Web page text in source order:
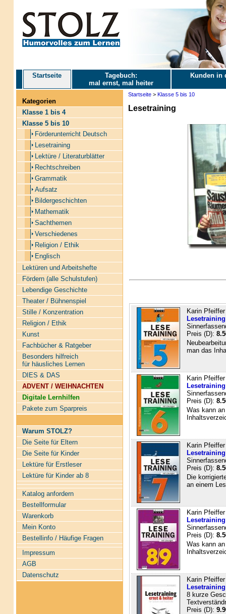
Startseite
Tagebuch:
mal ernst, mal heiter
Kunden in
Kategorien
Klasse 1 bis 4
Klasse 5 bis 10
Förderunterricht Deutsch
Lesetraining
Lektüre / Literaturblätter
Rechtschreiben
Grammatik
Aufsatz
Bildergeschichten
Mathematik
Sachthemen
Verschiedenes
Religion / Ethik
Englisch
Lektüren und Arbeitshefte
Fördern (alle Schulstufen)
Lebendige Geschichte
Theater / Bühnenspiel
Stille / Konzentration
Religion / Ethik
Kunst
Fachbücher & Ratgeber
Besonders hilfreich
für häusliches Lernen
DIES & DAS
ADVENT / WEIHNACHTEN
Digitale Lernhilfen
Pakete zum Sparpreis
Warum STOLZ?
Die Seite für Eltern
Die Seite für Kinder
Lektüre für Erstleser
Lektüre für Kinder ab 8
Katalog anfordern
Bestellformular
Warenkorb
Mein Konto
Bestellinfo / Häufige Fragen
Impressum
AGB
Datenschutz
Startseite> Klasse 5 bis 10
Lesetraining
Karin Pfeiffer
Preis (D):
man das
Karin Pfeiffer
Preis (D):
Was kann
Karin Pfeiffer
Preis (D):
Die
an einem
Karin Pfeiffer
Lesetraining
Preis (D):
Was kann
Karin Pfeiffer
8 kurze
Preis (D):